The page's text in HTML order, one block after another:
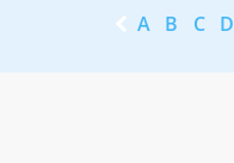
A B C D